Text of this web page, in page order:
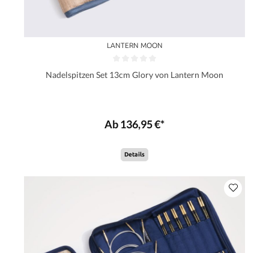
LANTERN MOON
Nadelspitzen Set 13cm Glory von Lantern Moon
Ab 136,95 €*
Details